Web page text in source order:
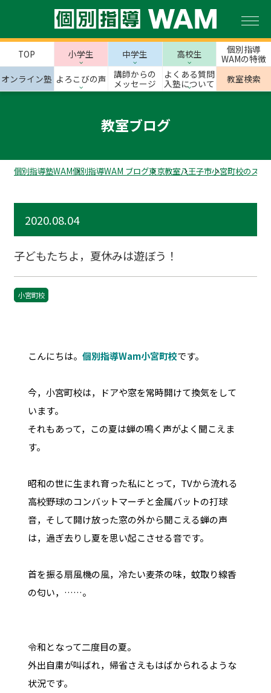
TOP 小学生 中学生 高校生
個別指導
WAMの特徴
オンライン塾 よろこびの声
講師からの
メッセージ
よくある質問
入塾について
教室検索
教室ブログ
個別指導塾WAM個別指導WAM ブログ東京教室八王子市小宮町校のスタ
2020.08.04
子どもたちよ，夏休みは遊ぼう！
小宮町校
こんにちは。 個別指導Wam小宮町校です。
今，小宮町校は，ドアや窓を常時開けて換気をして
います。
それもあって，この夏は蝉の鳴く声がよく聞こえま
す。
昭和の世に生まれ育った私にとって，TVから流れる
高校野球のコンバットマーチと金属バットの打球
音，そして開け放った窓の外から聞こえる蝉の声
は，過ぎ去りし夏を思い起こさせる音です。
首を振る扇風機の風，冷たい麦茶の味，蚊取り線香
の匂い，……。
令和となって二度目の夏。
外出自粛が叫ばれ，帰省さえもはばかられるような
状況です。